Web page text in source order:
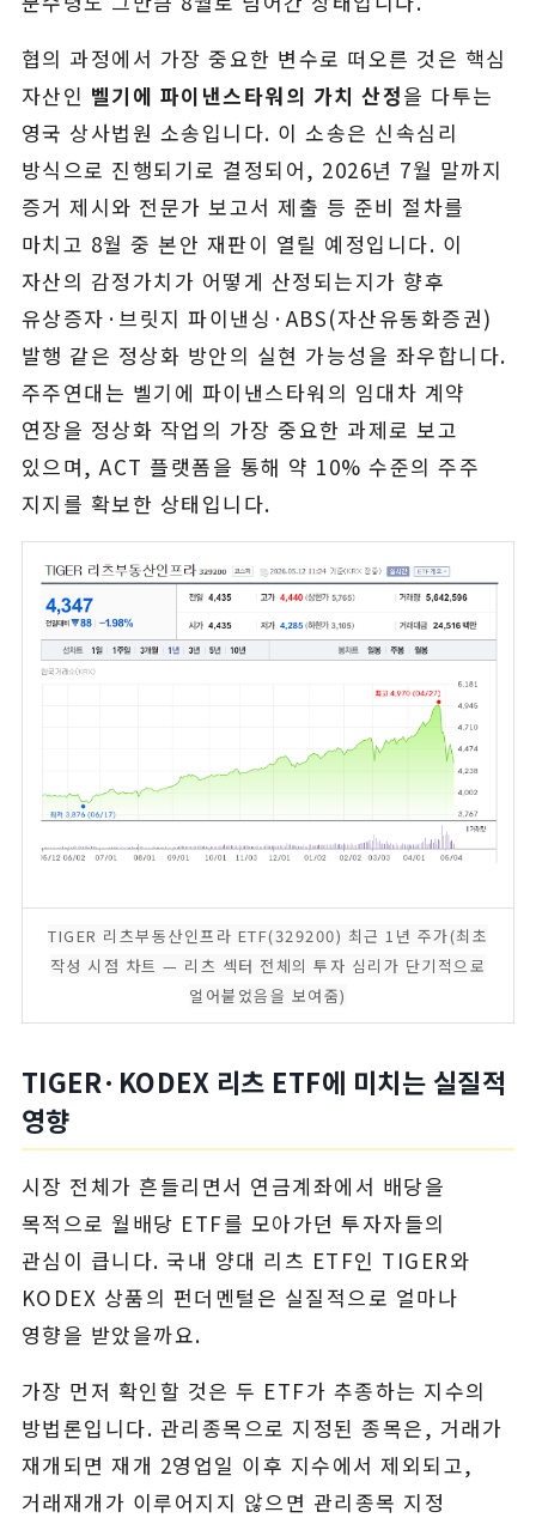
협의 과정에서 가장 중요한 변수로 떠오른 것은 핵심
자산인 벨기에 파이낸스타워의 가치 산정을 다투는
영국 상사법원 소송입니다. 이 소송은 신속심리
방식으로 진행되기로 결정되어, 2026년 7월 말까지
증거 제시와 전문가 보고서 제출 등 준비 절차를
마치고 8월 중 본안 재판이 열릴 예정입니다. 이
자산의 감정가치가 어떻게 산정되는지가 향후
유상증자·브릿지 파이낸싱·ABS(자산유동화증권)
발행 같은 정상화 방안의 실현 가능성을 좌우합니다.
주주연대는 벨기에 파이낸스타워의 임대차 계약
연장을 정상화 작업의 가장 중요한 과제로 보고
있으며, ACT 플랫폼을 통해 약 10% 수준의 주주
지지를 확보한 상태입니다.
TIGER 리츠부동산인프라 ETF(329200) 최근 1년 주가(최초
작성 시점 차트 — 리츠 섹터 전체의 투자 심리가 단기적으로
얼어붙었음을 보여줌)
TIGER·KODEX 리츠 ETF에 미치는 실질적
영향
시장 전체가 흔들리면서 연금계좌에서 배당을
목적으로 월배당 ETF를 모아가던 투자자들의
관심이 큽니다. 국내 양대 리츠 ETF인 TIGER와
KODEX 상품의 펀더멘털은 실질적으로 얼마나
영향을 받았을까요.
가장 먼저 확인할 것은 두 ETF가 추종하는 지수의
방법론입니다. 관리종목으로 지정된 종목은, 거래가
재개되면 재개 2영업일 이후 지수에서 제외되고,
거래재개가 이루어지지 않으면 관리종목 지정